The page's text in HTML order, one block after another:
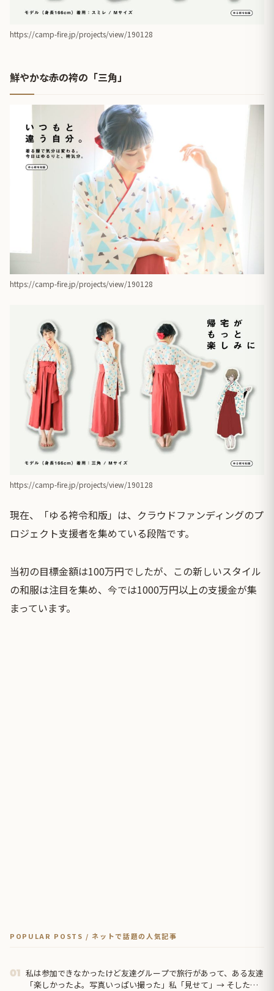
https://camp-fire.jp/projects/view/190128
鮮やかな赤の袴の「三角」
https://camp-fire.jp/projects/view/190128
https://camp-fire.jp/projects/view/190128
現在、「ゆる袴令和版」は、クラウドファンディングのプ
ロジェクト支援者を集めている段階です。
当初の目標金額は100万円でしたが、この新しいスタイル
の和服は注目を集め、今では1000万円以上の支援金が集
まっています。
POPULAR POSTS / ネットで話題の人気記事
01 私は参加できなかったけど友達グループで旅行があって、ある友達
「楽しかったよ。写真いっぱい撮った」私「見せて」→ そしたら